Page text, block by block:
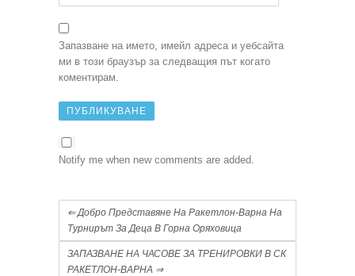
Запазване на името, имейл адреса и уебсайта
ми в този браузър за следващия път когато
коментирам.
Notify me when new comments are added.
⇐Добро Представяне На Ракетлон-Варна На
Турнирът За Деца В Горна Оряховица
ЗАПАЗВАНЕ НА ЧАСОВЕ ЗА ТРЕНИРОВКИ В СК
РАКЕТЛОН-ВАРНА ⇒